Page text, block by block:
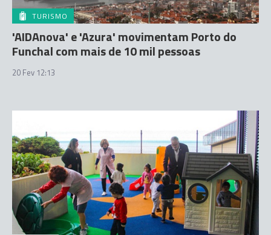
TURISMO
'AIDAnova' e 'Azura' movimentam Porto do
Funchal com mais de 10 mil pessoas
20 Fev 12:13